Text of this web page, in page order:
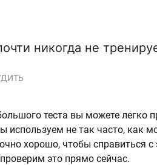
никогда не
теста вы можете легко
используем не так часто, как
хорошо, чтобы справиться
это прямо сейчас.